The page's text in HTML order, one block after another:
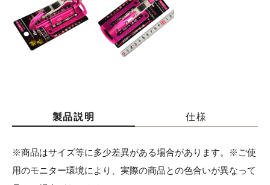
製品説明 仕様
※商品はサイズ等に多少差異がある場合があります。※ご使
用のモニター環境により、実際の商品との色合いが異なって